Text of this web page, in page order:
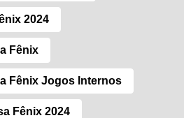
2024
Fênix
Fênix Jogos Internos
Fênix 2024